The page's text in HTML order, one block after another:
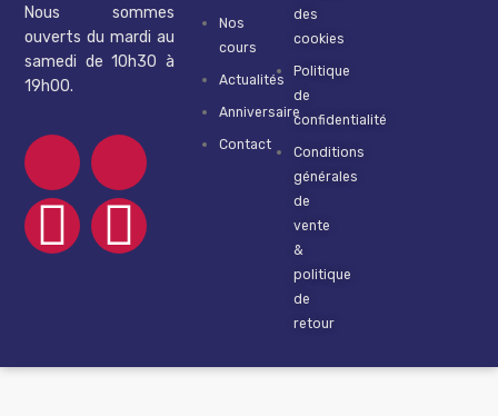
Nous sommes
ouverts du mardi au
samedi de 10h30 à
19h00.
Nos
cours
Actualités
Anniversaire
Contact
des
cookies
Politique
de
confidentialité
Conditions
générales
de
vente
&
politique
de
retour